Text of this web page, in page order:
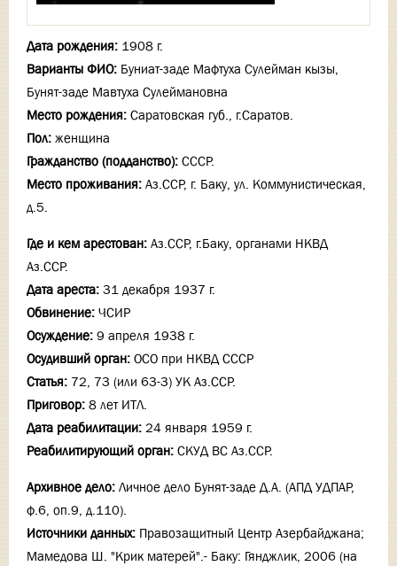
Дата рождения: 1908 г.
Варианты ФИО: Буниат-заде Мафтуха Сулейман кызы,
Бунят-заде Мавтуха Сулеймановна
Место рождения: Саратовская губ., г.Саратов.
Пол: женщина
Гражданство (подданство): СССР.
Место проживания: Аз.ССР, г. Баку, ул. Коммунистическая,
д.5.
Где и кем арестован: Аз.ССР, г.Баку, органами НКВД
Аз.ССР.
Дата ареста: 31 декабря 1937 г.
Обвинение: ЧСИР
Осуждение: 9 апреля 1938 г.
Осудивший орган: ОСО при НКВД СССР
Статья: 72, 73 (или 63-3) УК Аз.ССР.
Приговор: 8 лет ИТЛ.
Дата реабилитации: 24 января 1959 г.
Реабилитирующий орган: СКУД ВС Аз.ССР.
Архивное дело: Личное дело Бунят-заде Д.А. (АПД УДПАР,
ф.6, оп.9, д.110).
Источники данных: Правозащитный Центр Азербайджана;
Мамедова Ш. "Крик матерей".- Баку: Гянджлик, 2006 (на